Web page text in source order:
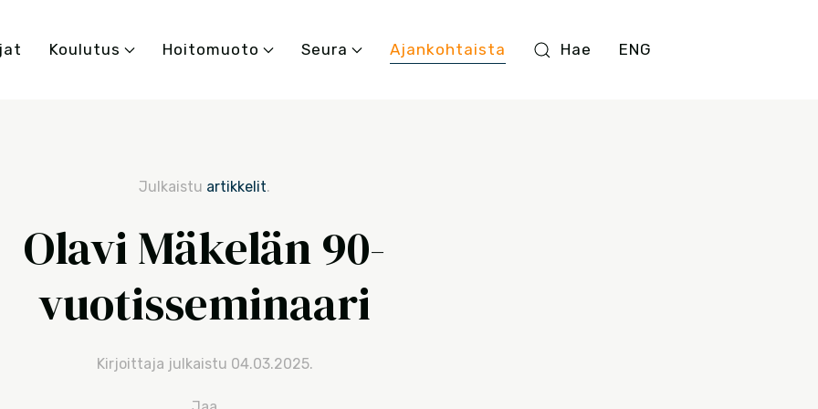
Koulutus Hoitomuoto Seura Ajankohtaista Hae ENG
Julkaistu artikkelit.
Olavi Mäkelän 90-
vuotisseminaari
Kirjoittaja julkaistu 04.03.2025.